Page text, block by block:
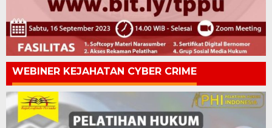
WEBINER KEJAHATAN CYBER CRIME